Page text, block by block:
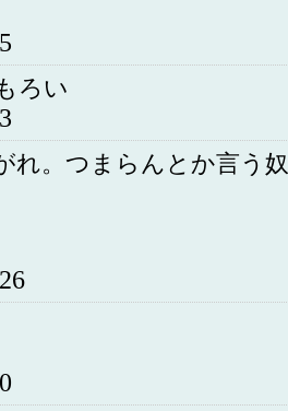
ろい
れ。つまらんとか言う